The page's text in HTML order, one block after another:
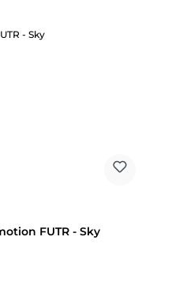
FUTR - Sky